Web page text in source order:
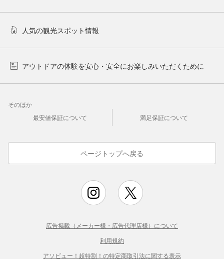
人気の観光スポット情報
アウトドアの体験を安心・安全にお楽しみいただくために
そのほか
最安値保証について
満足保証について
ページトップへ戻る
広告掲載（メーカー様・広告代理店様）について
利用規約
アソビュー！超特割！の特定商取引法に関する表示